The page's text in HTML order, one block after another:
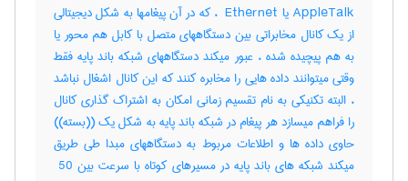
AppleTalk یا ‎ Ethernet ، که در آن پیغامها به شکل دیجیتالی
از یک کانال مخابراتی بین دستگاههای متصل با کابل هم محور یا
به هم پیچیده شده ، عبور میکند دستگاههای شبکه باند پایه فقط
وقتی میتوانند داده هایی را مخابره کنند که این کانال اشغال نباشد
، البته تکنیکی به نام تقسیم زمانی امکان به اشتراک گذاری کانال
را فراهم میسازد هر پیغام در شبکه باند پایه به شکل یک ((بسته))
حاوی داده ها و اطلاعات مربوط به دستگاههای مبدا طی طریق
میکند شبکه های باند پایه در مسیرهای کوتاه با سرعت بین ‎ 50